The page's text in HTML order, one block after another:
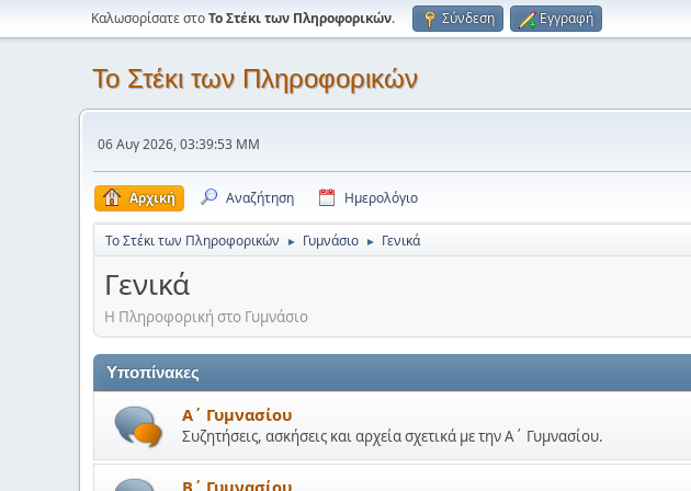
Καλωσορίσατε στοΤο Στέκι των Πληροφορικών. Σύνδεση Εγγραφή
Το Στέκι των Πληροφορικών
06 Αυγ 2026, 03:39:53 ΜΜ
Αρχική Αναζήτηση Ημερολόγιο
Το Στέκι των Πληροφορικών ► Γυμνάσιο ► Γενικά
Γενικά
Η Πληροφορική στο Γυμνάσιο
Υποπίνακες
Α΄ Γυμνασίου
Συζητήσεις, ασκήσεις και αρχεία σχετικά με την Α΄ Γυμνασίου.
Β΄ Γυμνασίου